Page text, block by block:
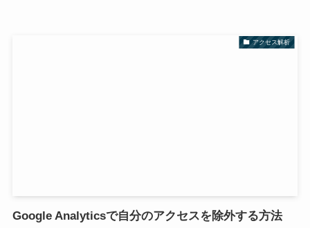
アクセス解析
Google Analyticsで自分のアクセスを除外する方法